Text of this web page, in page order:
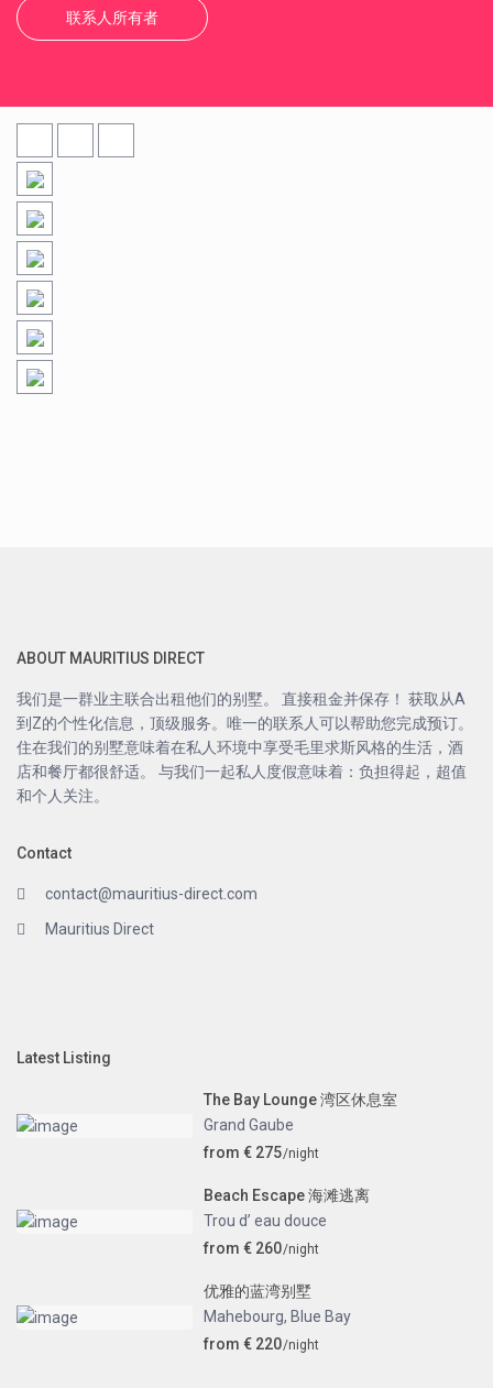
联系人所有者
ABOUT MAURITIUS DIRECT
我们是一群业主联合出租他们的别墅。 直接租金并保存！ 获取从A
到Z的个性化信息，顶级服务。唯一的联系人可以帮助您完成预订。
住在我们的别墅意味着在私人环境中享受毛里求斯风格的生活，酒
店和餐厅都很舒适。 与我们一起私人度假意味着：负担得起，超值
和个人关注。
Contact
contact@mauritius-direct.com
Mauritius Direct
Latest Listing
The Bay Lounge 湾区休息室
Grand Gaube
from € 275/night
Beach Escape 海滩逃离
Trou d’ eau douce
from € 260/night
优雅的蓝湾别墅
Mahebourg, Blue Bay
from € 220/night